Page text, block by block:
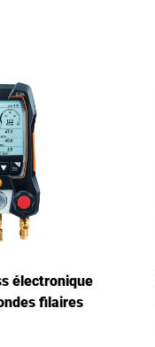
électronique
filaires